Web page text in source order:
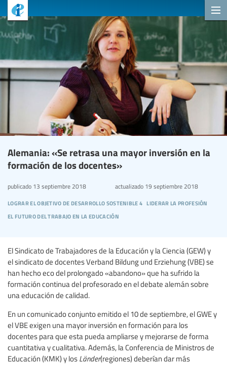
Alemania: «Se retrasa una mayor inversión en la
formación de los docentes»
lograr el objetivo de desarrollo sostenible 4 liderar la profesión
el futuro del trabajo en la educación
publicado 13 septiembre 2018 actualizado19 septiembre 2018
El Sindicato de Trabajadores de la Educación y la Ciencia (GEW) y
el sindicato de docentes Verband Bildung und Erziehung (VBE) se
han hecho eco del prolongado «abandono» que ha sufrido la
formación continua del profesorado en el debate alemán sobre
una educación de calidad.
En un comunicado conjunto emitido el 10 de septiembre, el GWE y
el VBE exigen una mayor inversión en formación para los
docentes para que esta pueda ampliarse y mejorarse de forma
cuantitativa y cualitativa. Además, la Conferencia de Ministros de
Educación (KMK) y los Länder(regiones) deberían dar más